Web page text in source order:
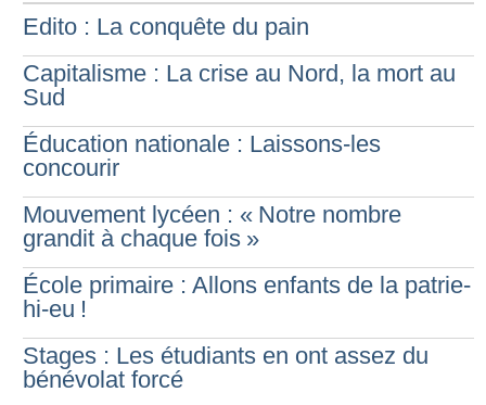
Edito : La conquête du pain
Capitalisme : La crise au Nord, la mort au
Sud
Éducation nationale : Laissons-les
concourir
Mouvement lycéen : « Notre nombre
grandit à chaque fois »
École primaire : Allons enfants de la patrie-
hi-eu !
Stages : Les étudiants en ont assez du
bénévolat forcé